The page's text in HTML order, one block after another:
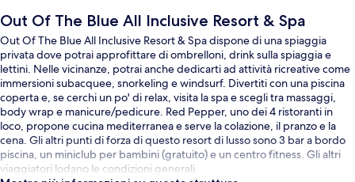
Out Of The Blue All Inclusive Resort & Spa
Out Of The Blue All Inclusive Resort & Spa dispone di una spiaggia
privata dove potrai approfittare di ombrelloni, drink sulla spiaggia e
lettini. Nelle vicinanze, potrai anche dedicarti ad attività ricreative come
immersioni subacquee, snorkeling e windsurf. Divertiti con una piscina
coperta e, se cerchi un po' di relax, visita la spa e scegli tra massaggi,
body wrap e manicure/pedicure. Red Pepper, uno dei 4 ristoranti in
loco, propone cucina mediterranea e serve la colazione, il pranzo e la
cena. Gli altri punti di forza di questo resort di lusso sono 3 bar a bordo
piscina, un miniclub per bambini (gratuito) e un centro fitness. Gli altri
viaggiatori lodano le condizioni generali.